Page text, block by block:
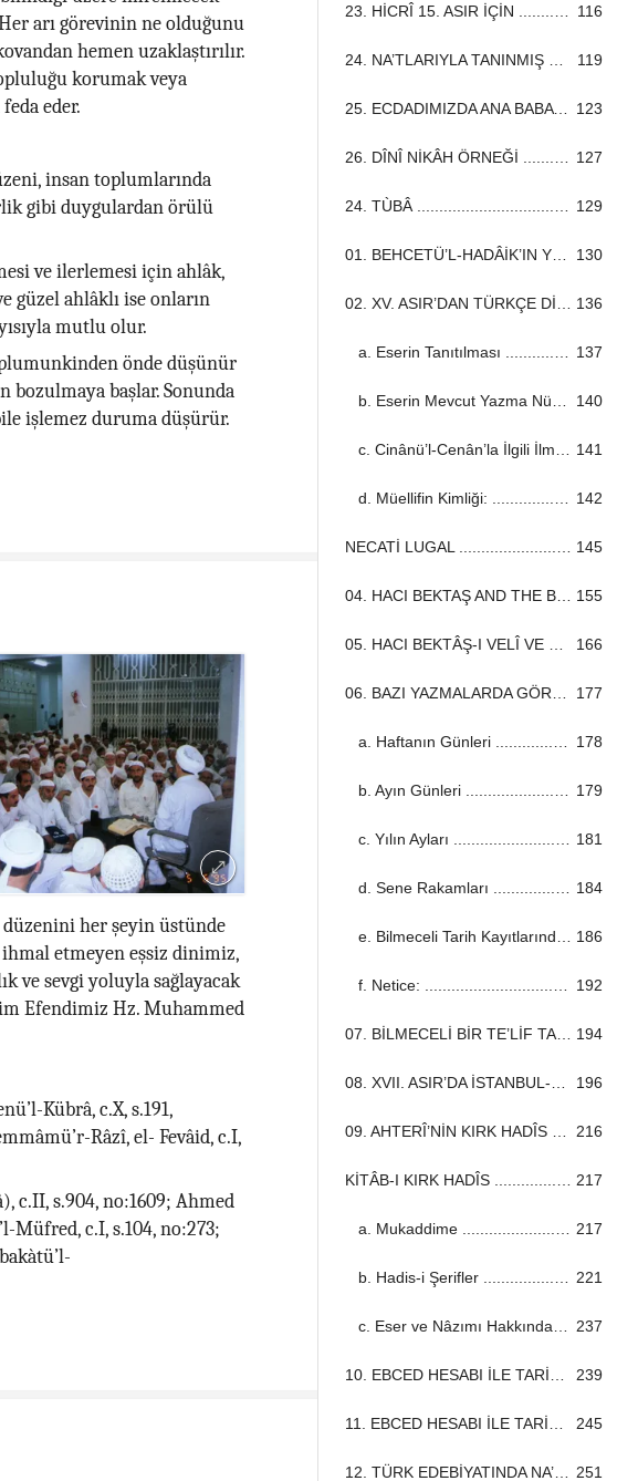
116
119
25. ECDADIMIZDA ANA BABAYA HÜRMET ................................................................................................................................... 123
127
129
130
136
137
140
141
142
145
155
166
177
178
179
181
184
186
192
194
196
216
217
217
221
237
239
245
251
arı görevinin ne olduğunu
hemen uzaklaştırılır.
korumak veya
eder.
insan toplumlarında
gibi duygulardan örülü
ve ilerlemesi için ahlâk,
güzel ahlâklı ise onların
mutlu olur.
önde düşünür
bozulmaya başlar. Sonunda
işlemez duruma düşürür.
düzenini her şeyin üstünde
etmeyen eşsiz dinimiz,
ve sevgi yoluyla sağlayacak
Efendimiz Hz. Muhammed
Kübrâ, c.X, s.191,
Râzî, el- Fevâid, c.I,
c.II, s.904, no:1609; Ahmed
Müfred, c.I, s.104, no:273;